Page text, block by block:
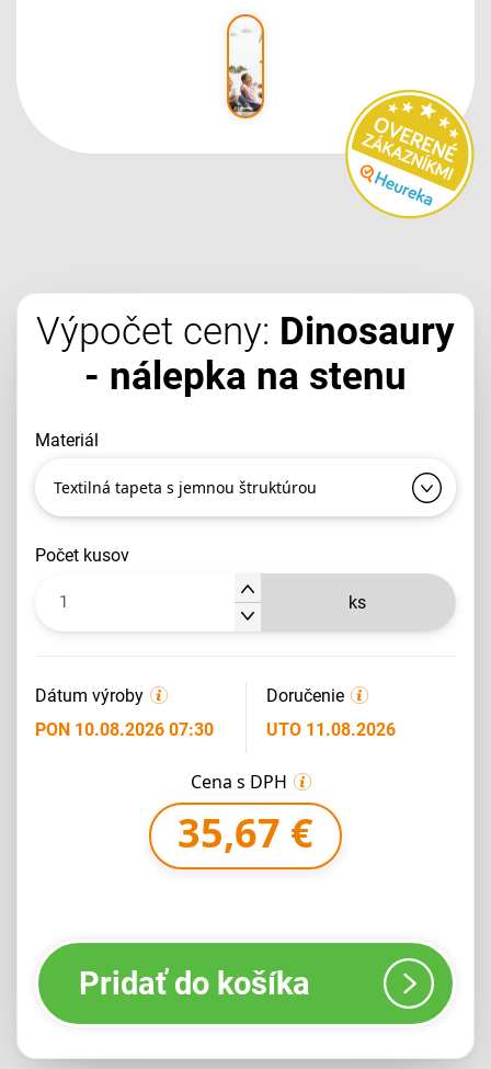
Výpočet ceny: Dinosaury
- nálepka na stenu
materiál
Textilná tapeta s jemnou štruktúrou
počet kusov
ks
Dátum výroby
PON 10.08.2026 07:30
Doručenie
UTO 11.08.2026
Cena s DPH
35,67 €
Pridať do košíka